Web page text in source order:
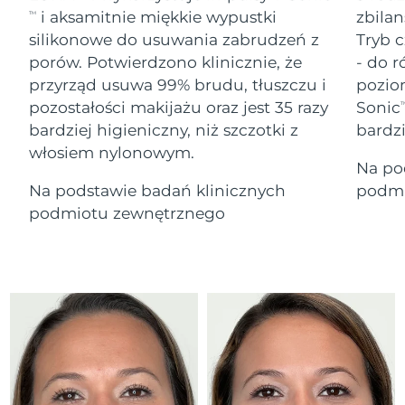
TM
i aksamitnie miękkie wypustki
silikonowe do usuwania zabrudzeń z
porów. Potwierdzono klinicznie, że
przyrząd usuwa 99% brudu, tłuszczu i
pozostałości makijażu oraz jest 35 razy
bardziej higieniczny, niż szczotki z
włosiem nylonowym.
Na podstawie badań klinicznych
podmiotu zewnętrznego
Tryb
- do
Sonic
Na
All revitalizing eye massagers
Advanced pore care essentials
Serum
For healthy hair
issa™ Teeth Whitening Gel
18% PAP
Kosmetyki Mężczyźni
Kupuj
Gibraltar
8/13/26
Grecja
Oczekiwany czas dostawy
8/9/26
SRA Hongkong
(Chiny)
Oczekiwany czas dostawy
8/10/26
Oczekiwany czas dostawy
Irlandia
Oczekiwany czas dostawy
8/9/26
Wyspa Man
Oczekiwany czas dostawy
8/11/26